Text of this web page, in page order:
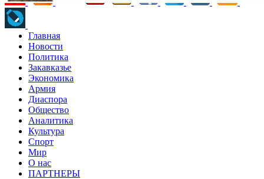
Главная
Новости
Политика
Закавказье
Экономика
Армия
Диаспора
Общество
Аналитика
Культура
Спорт
Мир
О нас
ПАРТНЕРЫ